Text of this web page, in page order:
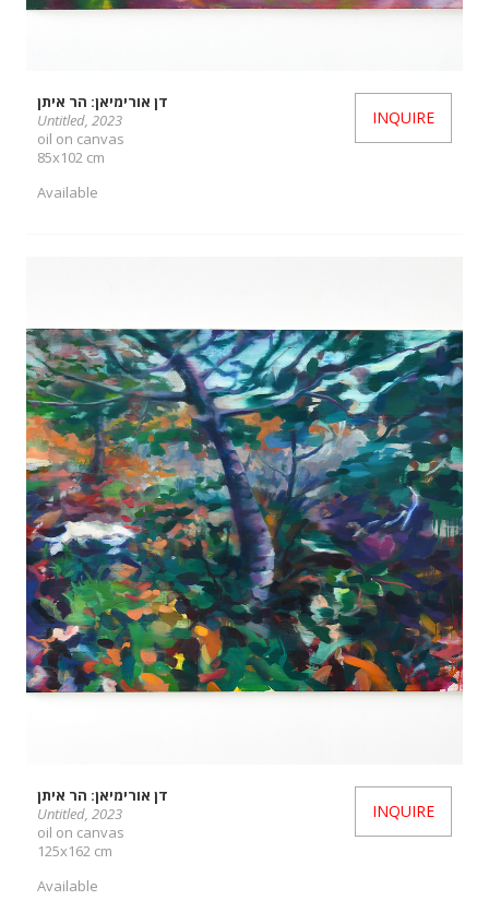
דן אורימיאן: הר איתן
Untitled, 2023
oil on canvas
85x102 cm
Available
INQUIRE
דן אורימיאן: הר איתן
Untitled, 2023
oil on canvas
125x162 cm
Available
INQUIRE